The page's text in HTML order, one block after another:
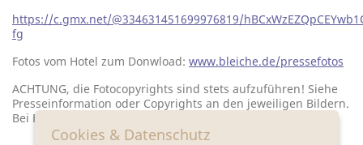
https://c.gmx.net/@334631451699976819/
fg
Fotos vom Hotel zum Donwload: www.bleiche.de/pressefotos
ACHTUNG, die Fotocopyrights sind stets aufzuführen! Siehe
Presseinformation oder Copyrights an den jeweiligen Bildern.
Bei Fragen bitte an Absender wenden.
Cookies & Datenschutz